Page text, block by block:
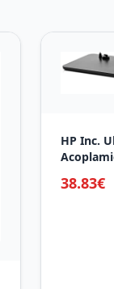
HP Inc.
38.83€